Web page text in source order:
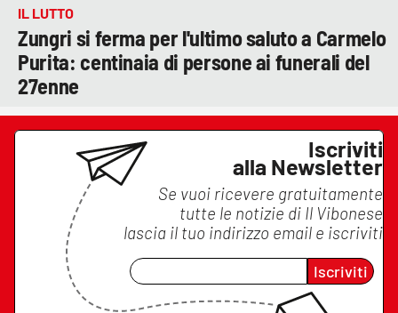
IL LUTTO
Zungri si ferma per l'ultimo saluto a Carmelo
Purita: centinaia di persone ai funerali del
27enne
Iscriviti
alla Newsletter
Se vuoi ricevere gratuitamente
tutte le notizie di Il Vibonese
lascia il tuo indirizzo email e iscriviti
Iscriviti